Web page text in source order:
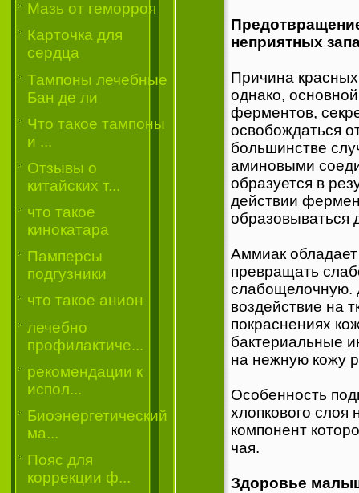
Мазь от геморроя
Карточка для
сердца
Тампоны лечебные
Бан де ли
Что такое тампоны
и ...
Отзывы о
китайских т...
что такое
кинокатара
Памперсы
подгузники
что такое анион
лечебно
профилактиче...
рекомендации к
испол...
Биоэнергетический
ма...
Пояс для
коррекции ф...
неприятных
Причина
однако,
ферментов,
освобождаться
большинстве
аминовыми
образуется в
действии
образовываться
Аммиак
превращать
слабощелочную.
воздействие на
покраснениях
бактериальные
на нежную кожу
Особенность
хлопкового
компонент
чая.
Здоровье